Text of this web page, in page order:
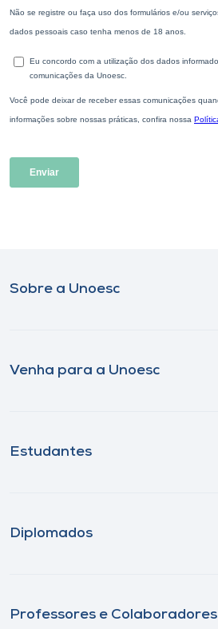
Sobre a Unoesc
Venha para a Unoesc
Estudantes
Diplomados
Professores e Colaboradores